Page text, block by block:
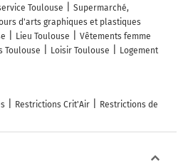
d'Aubuisson sur 350 mètres
la 4ème sortie sur Rue de
continuer sur 300 mètres
sur Rue du Poids de l'Huile et
Toulouse
Supermarché,
d'arts graphiques et plastiques
Lieu Toulouse
Vêtements femme
Toulouse Loisir Toulouse
Logement
Restrictions Crit'Air
Restrictions de